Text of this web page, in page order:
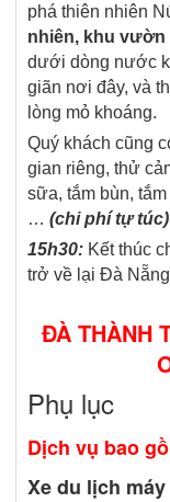
phá thiên nhiên
nhiên, khu vườn
dưới dòng nước
giãn nơi đây, và
lòng mỏ khoáng.
Quý khách cũng
gian riêng, thử
sữa, tắm bùn,
…(chi phí tự túc)
15h30: Kết thúc
trở về lại Đà
ĐÀ THÀNH
Phụ lục
Dịch vụ bao
Xe du lịch